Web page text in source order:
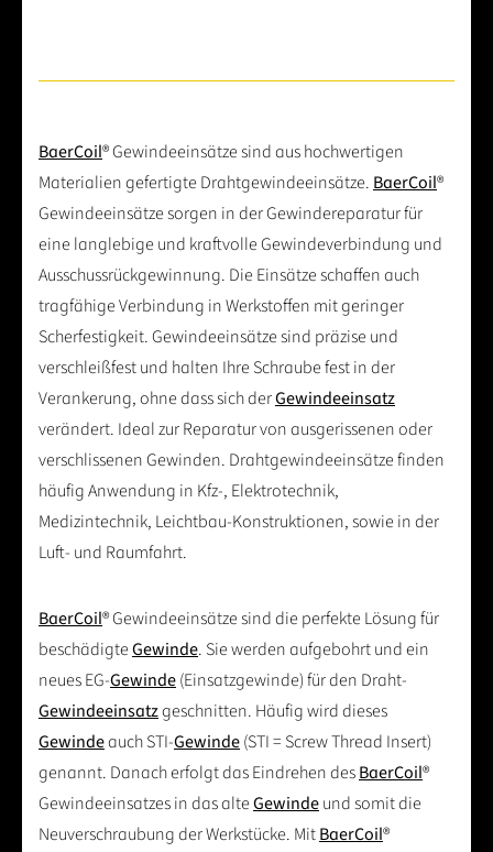
BaerCoil® Gewindeeinsätze sind aus hochwertigen
Materialien gefertigte Drahtgewindeeinsätze. BaerCoil®
Gewindeeinsätze sorgen in der Gewindereparatur für
eine langlebige und kraftvolle Gewindeverbindung und
Ausschussrückgewinnung. Die Einsätze schaffen auch
tragfähige Verbindung in Werkstoffen mit geringer
Scherfestigkeit. Gewindeeinsätze sind präzise und
verschleißfest und halten Ihre Schraube fest in der
Verankerung, ohne dass sich derGewindeeinsatz
verändert. Ideal zur Reparatur von ausgerissenen oder
verschlissenen Gewinden. Drahtgewindeeinsätze finden
häufig Anwendung in Kfz-, Elektrotechnik,
Medizintechnik, Leichtbau-Konstruktionen, sowie in der
Luft- und Raumfahrt.
BaerCoil® Gewindeeinsätze sind die perfekte Lösung für
beschädigteGewinde. Sie werden aufgebohrt und ein
neues EG-Gewinde(Einsatzgewinde) für den Draht-
Gewindeeinsatzgeschnitten. Häufig wird dieses
Gewindeauch STI-Gewinde(STI = Screw Thread Insert)
genannt. Danach erfolgt das Eindrehen desBaerCoil®
Gewindeeinsatzes in das alteGewindeund somit die
Neuverschraubung der Werkstücke. MitBaerCoil®